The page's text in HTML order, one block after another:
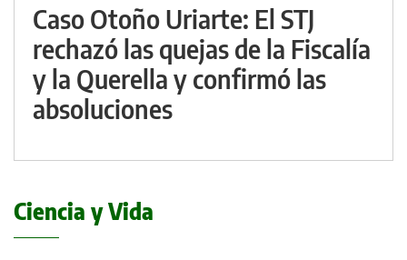
Caso Otoño Uriarte: El STJ
rechazó las quejas de la Fiscalía
y la Querella y confirmó las
absoluciones
Ciencia y Vida